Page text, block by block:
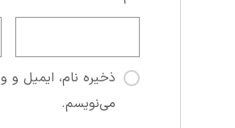
ذخیره نام، ایمیل و
می‌نویسم.